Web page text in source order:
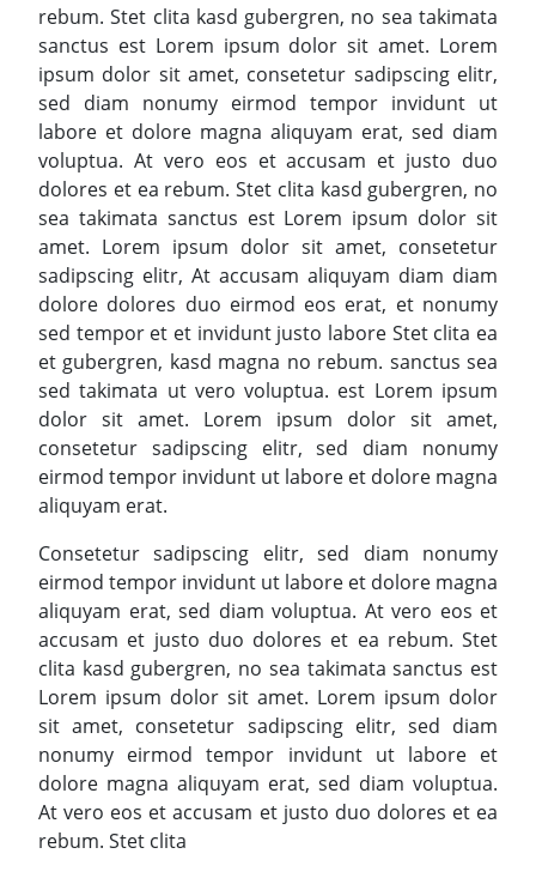
rebum. Stet clita kasd gubergren, no sea takimata
sanctus est Lorem ipsum dolor sit amet. Lorem
ipsum dolor sit amet, consetetur sadipscing elitr,
sed diam nonumy eirmod tempor invidunt ut
labore et dolore magna aliquyam erat, sed diam
voluptua. At vero eos et accusam et justo duo
dolores et ea rebum. Stet clita kasd gubergren, no
sea takimata sanctus est Lorem ipsum dolor sit
amet. Lorem ipsum dolor sit amet, consetetur
sadipscing elitr, At accusam aliquyam diam diam
dolore dolores duo eirmod eos erat, et nonumy
sed tempor et et invidunt justo labore Stet clita ea
et gubergren, kasd magna no rebum. sanctus sea
sed takimata ut vero voluptua. est Lorem ipsum
dolor sit amet. Lorem ipsum dolor sit amet,
consetetur sadipscing elitr, sed diam nonumy
eirmod tempor invidunt ut labore et dolore magna
aliquyam erat.
Consetetur sadipscing elitr, sed diam nonumy
eirmod tempor invidunt ut labore et dolore magna
aliquyam erat, sed diam voluptua. At vero eos et
accusam et justo duo dolores et ea rebum. Stet
clita kasd gubergren, no sea takimata sanctus est
Lorem ipsum dolor sit amet. Lorem ipsum dolor
sit amet, consetetur sadipscing elitr, sed diam
nonumy eirmod tempor invidunt ut labore et
dolore magna aliquyam erat, sed diam voluptua.
At vero eos et accusam et justo duo dolores et ea
rebum. Stet clita